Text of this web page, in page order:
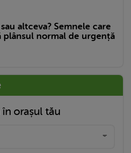
altceva? Semnele care
plânsul normal de urgență
orașul tău